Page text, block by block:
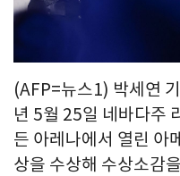
(AFP=뉴스1) 박세연
년 5월 25일 네바다주
든 아레나에서 열린 아
상을 수상해 수상소감